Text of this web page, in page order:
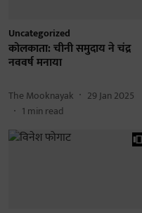
Uncategorized
कोलकाता: चीनी समुदाय ने चंद्र
नववर्ष मनाया
The Mooknayak
29 Jan 2025
1 min read